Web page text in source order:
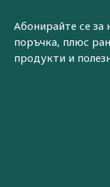
Абонирайте се за
поръчка, плюс
продукти и